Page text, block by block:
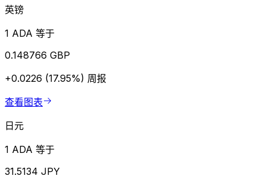
英镑
1 ADA 等于
0.148766 GBP
+0.0226 (17.95%) 周报
查看图表
日元
1 ADA 等于
31.5134 JPY